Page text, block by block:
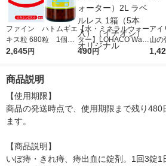
ファイン ハトムギエ
キス粒 680粒 1個
サプリメント
2,645円
【水・ミネラルウォー
ター】LOHACO Wate
r（ロハコウォータ
490円
アイ
山の
レス
商品説明
【使用期限】
商品の発送時点で、使用期限まで残り480
ます。
【商品説明】
いぼ痔・きれ痔、痔出血に錠剤。1回3錠1